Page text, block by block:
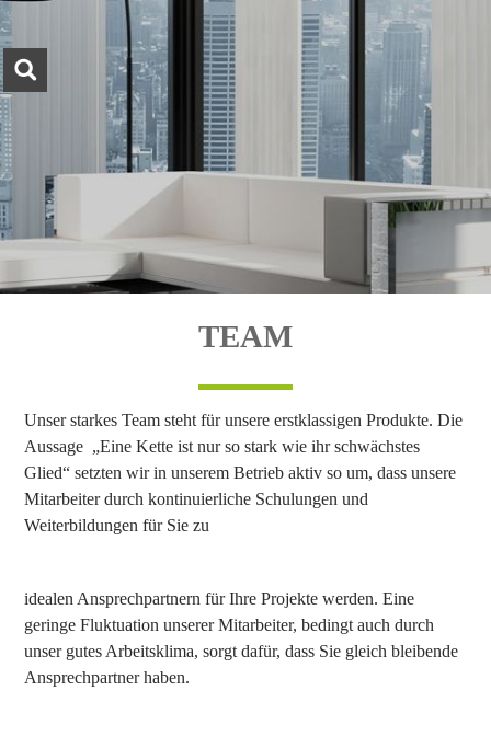
Navigation
überspringen
TEAM
Unser starkes Team steht für unsere erstklassigen Produkte. Die
Aussage „Eine Kette ist nur so stark wie ihr schwächstes
Glied“ setzten wir in unserem Betrieb aktiv so um, dass unsere
Mitarbeiter durch kontinuierliche Schulungen und
Weiterbildungen für Sie zu
idealen Ansprechpartnern für Ihre Projekte werden. Eine
geringe Fluktuation unserer Mitarbeiter, bedingt auch durch
unser gutes Arbeitsklima, sorgt dafür, dass Sie gleich bleibende
Ansprechpartner haben.